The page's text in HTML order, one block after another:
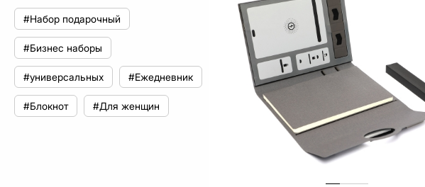
#Набор подарочный
#Бизнес наборы
#универсальных #Ежедневник
#Блокнот #Для женщин